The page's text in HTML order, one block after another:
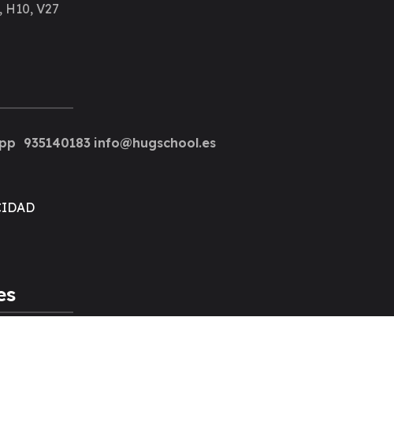
H10, V27
935140183 info@hugschool.es